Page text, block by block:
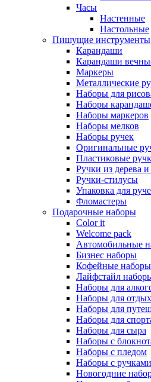
Часы
Настенные
Настольные
Пишущие инструменты
Карандаши
Карандаши
Маркеры
Металлические
Наборы для
Наборы
Наборы маркеров
Наборы мелков
Наборы ручек
Оригинальные
Пластиковые
Ручки из дерева
Ручки-стилусы
Упаковка для
Фломастеры
Подарочные наборы
Color it
Welcome pack
Автомобильные
Бизнес наборы
Кофейные наборы
Лайфстайл
Наборы для
Наборы для
Наборы для
Наборы для
Наборы для сыра
Наборы с
Наборы с пледом
Наборы с ручками
Новогодние